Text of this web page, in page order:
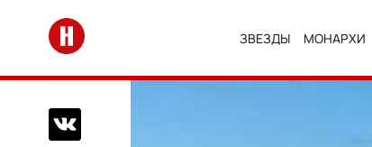
Перейти на главную
ЗВЕЗДЫ МОНАРХИ
Поделиться Вконтакте